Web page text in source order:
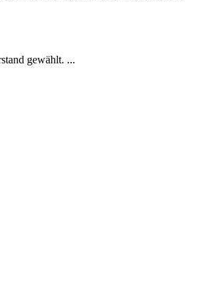
gewählt. ...